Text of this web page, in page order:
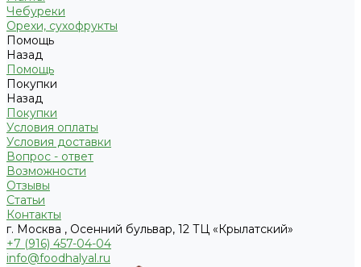
Чебуреки
Орехи, сухофрукты
Помощь
Назад
Помощь
Покупки
Назад
Покупки
Условия оплаты
Условия доставки
Вопрос - ответ
Возможности
Отзывы
Статьи
Контакты
г. Москва , Осенний бульвар, 12 ТЦ «Крылатский»
+7 (916) 457-04-04
info@foodhalyal.ru